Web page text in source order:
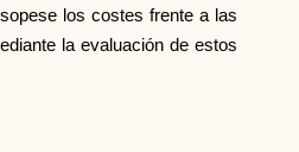
los costes frente a las
la evaluación de estos